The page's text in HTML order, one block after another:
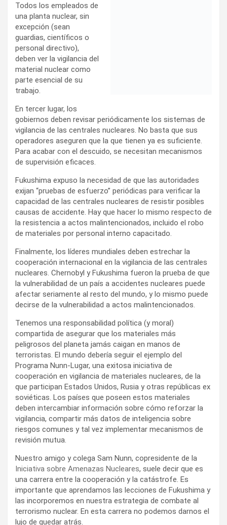
nuclear, sin excepción (sean guardias, científicos o
personal directivo), deben ver la vigilancia del material
nuclear como parte esencial de su trabajo.
En tercer lugar, los gobiernos deben revisar
periódicamente los sistemas de vigilancia de las centrales
nucleares. No basta que sus operadores aseguren que la
que tienen ya es suficiente. Para acabar con el descuido,
se necesitan mecanismos de supervisión eficaces.
Fukushima expuso la necesidad de que las autoridades
exijan “pruebas de esfuerzo” periódicas para verificar la
capacidad de las centrales nucleares de resistir posibles
causas de accidente. Hay que hacer lo mismo respecto de
la resistencia a actos malintencionados, incluido el robo
de materiales por personal interno capacitado.
Finalmente, los líderes mundiales deben estrechar la
cooperación internacional en la vigilancia de las centrales
nucleares. Chernobyl y Fukushima fueron la prueba de que
la vulnerabilidad de un país a accidentes nucleares puede
afectar seriamente al resto del mundo, y lo mismo puede
decirse de la vulnerabilidad a actos malintencionados.
Tenemos una responsabilidad política (y moral)
compartida de asegurar que los materiales más
peligrosos del planeta jamás caigan en manos de
terroristas. El mundo debería seguir el ejemplo del
Programa Nunn-Lugar, una exitosa iniciativa de
cooperación en vigilancia de materiales nucleares, de la
soviéticas. Los países que poseen estos materiales
deben intercambiar información sobre cómo reforzar la
vigilancia, compartir más datos de inteligencia sobre
riesgos comunes y tal vez implementar mecanismos de
revisión mutua.
Nuestro amigo y colega Sam Nunn, copresidente de la
Iniciativa sobre Amenazas Nucleares, suele decir que es
una carrera entre la cooperación y la catástrofe. Es
importante que aprendamos las lecciones de Fukushima y
las incorporemos en nuestra estrategia de combate al
terrorismo nuclear. En esta carrera no podemos darnos el
Por Des Browne / Igor S. Ivanov
project-syndicate org
Traducción: Esteban Flamini
La ONDA digital Nº 712 (Síganos